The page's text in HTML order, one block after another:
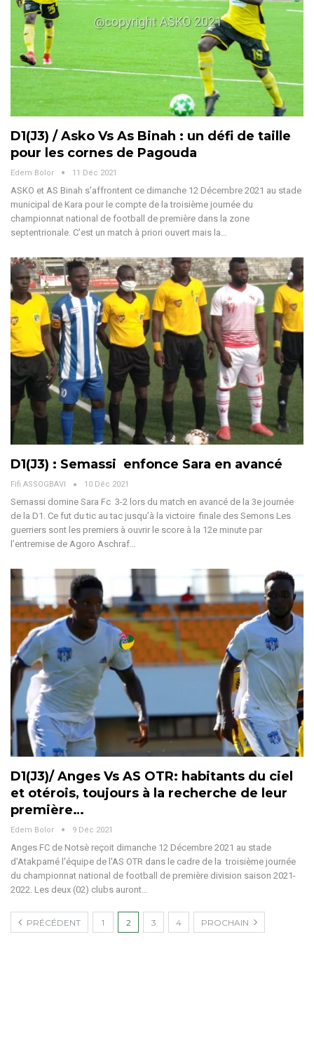
D1(J3) / Asko Vs As Binah : un défi de taille
pour les cornes de Pagouda
Edem Bolor 11 Déc 2021
ASKO et AS Binah s'affrontent ce dimanche 12 Décembre 2021 au stade
municipal de Kara pour le compte de la troisième journée du
championnat national de football de première dans la zone
septentrionale. C'est un match à priori ouvert mais la…
D1(J3) : Semassi enfonce Sara en avancé
Fifi ASSOGBAVI 10 Déc 2021
Semassi domine Sara Fc 3-2 lors du match en avancé de la 3e journée
de la D1. Ce fut du tic au tac jusqu’à la victoire finale des Semons Les
guerriers sont les premiers à ouvrir le score à la 12e minute par
l’entremise de Agoro Aschraf…
D1(J3)/ Anges Vs AS OTR: habitants du ciel
et otérois, toujours à la recherche de leur
première…
Edem Bolor 9 Déc 2021
Anges FC de Notsè reçoit dimanche 12 Décembre 2021 au stade
d'Atakpamé l'équipe de l'AS OTR dans le cadre de la troisième journée
du championnat national de football de première division saison 2021-
2022. Les deux (02) clubs auront…
PRÉCÉDENT 1 2 3 4 PROCHAIN